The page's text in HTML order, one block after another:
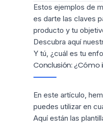
Estos ejemplos de
es darte las claves
producto y tu
Descubra aquí
Y tú, ¿cuál es tu
Conclusión: ¿Cómo
En este artículo,
puedes utilizar en
Aquí están las